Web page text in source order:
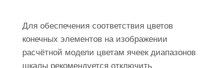
Для обеспечения соответствия цветов
конечных элементов на изображении
расчётной модели цветам ячеек диапазонов
шкалы рекомендуется отключить